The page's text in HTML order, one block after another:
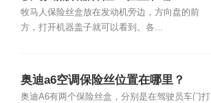
牧马人保险丝盒放在发动机旁边，方向盘的前
方，打开机器盖子就可以看到。各...
奥迪a6空调保险丝位置在哪里？
奥迪A6有两个保险丝盒，分别是在驾驶员车门打